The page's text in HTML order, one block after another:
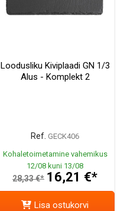
Loodusliku Kiviplaadi GN 1/3
Alus - Komplekt 2
Ref. GECK406
Kohaletoimetamine vahemikus
12/08 kuni 13/08
28,33 €* 16,21 €*
Lisa ostukorvi